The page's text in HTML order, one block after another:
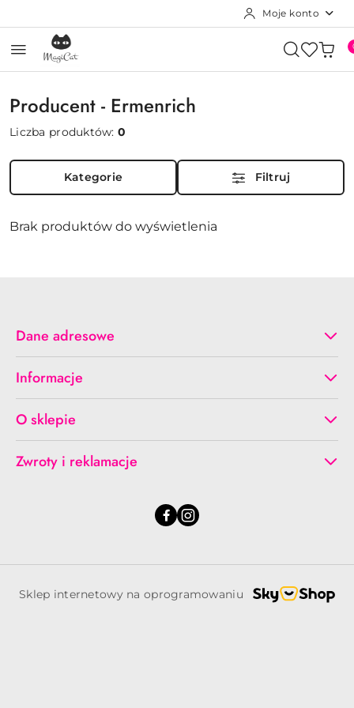
Moje konto
Producent - Ermenrich
Liczba produktów:0
Kategorie Filtruj
Brak produktów do wyświetlenia
Dane adresowe
Informacje
O sklepie
Zwroty i reklamacje
Sklep internetowy na oprogramowaniu